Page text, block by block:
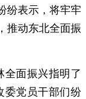
纷表示，将牢牢
推动东北全面振
全面振兴指明了
委党员干部们纷